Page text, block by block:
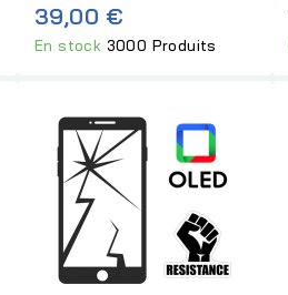
39,00 €
En stock 3000 Produits